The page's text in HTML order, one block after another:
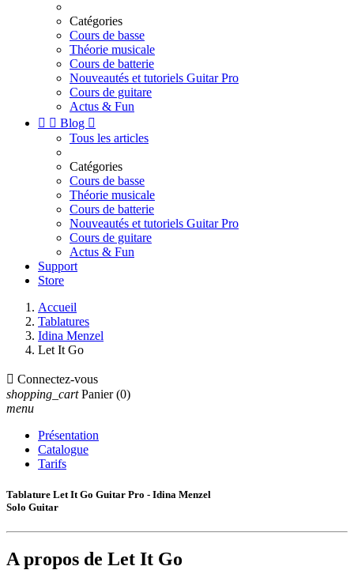
Catégories
Cours de basse
Théorie musicale
Cours de batterie
Nouveautés et tutoriels Guitar Pro
Cours de guitare
Actus & Fun
  Blog 
Tous les articles
Catégories
Cours de basse
Théorie musicale
Cours de batterie
Nouveautés et tutoriels Guitar Pro
Cours de guitare
Actus & Fun
Support
Store
Accueil
Tablatures
Idina Menzel
Let It Go
 Connectez-vous
shopping_cart Panier (0)
menu
Présentation
Catalogue
Tarifs
Tablature Let It Go Guitar Pro - Idina Menzel
Solo Guitar
A propos de Let It Go